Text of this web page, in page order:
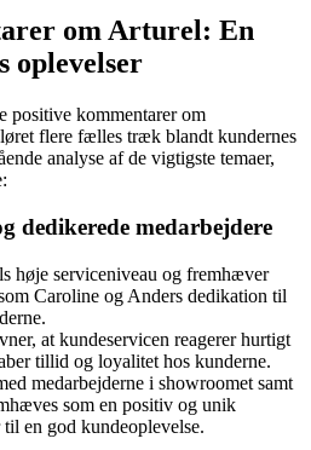
om Arturel: En
oplevelser
positive kommentarer om
flere fælles træk blandt kundernes
analyse af de vigtigste temaer,
dedikerede medarbejdere
høje serviceniveau og fremhæver
Caroline og Anders dedikation til
at kundeservicen reagerer hurtigt
tillid og loyalitet hos kunderne.
medarbejderne i showroomet samt
som en positiv og unik
en god kundeoplevelse.